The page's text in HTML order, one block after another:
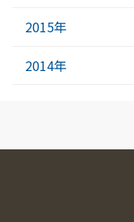
2015年
2014年